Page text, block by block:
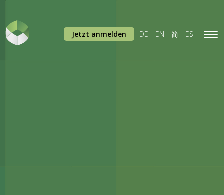
Jetzt anmelden DE EN 简 ES